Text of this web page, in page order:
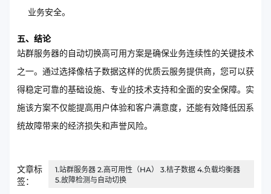
业务安全。
五、结论
站群服务器的自动切换高可用方案是确保业务连续性的关键技术
之一。通过选择像桔子数据这样的优质云服务提供商，您可以获
得稳定可靠的基础设施、专业的技术支持和全面的安全保障。实
施该方案不仅能提高用户体验和客户满意度，还能有效降低因系
统故障带来的经济损失和声誉风险。
文章标
签：
1.站群服务器 2.高可用性（HA） 3.桔子数据 4.负载均衡器
5.故障检测与自动切换